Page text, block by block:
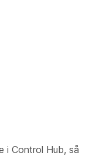
i Control Hub, så